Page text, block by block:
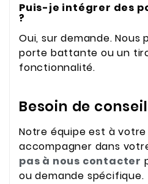
Puis-je intégrer des
?
Oui, sur demande.
porte battante ou un
fonctionnalité.
Besoin de
Notre équipe est à
accompagner dans
pas à nous contacter
ou demande spécifique.